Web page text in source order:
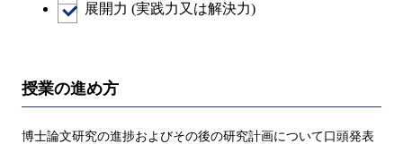
展開力 (実践力又は解決力)
授業の進め方
博士論文研究の進捗およびその後の研究計画について口頭発表